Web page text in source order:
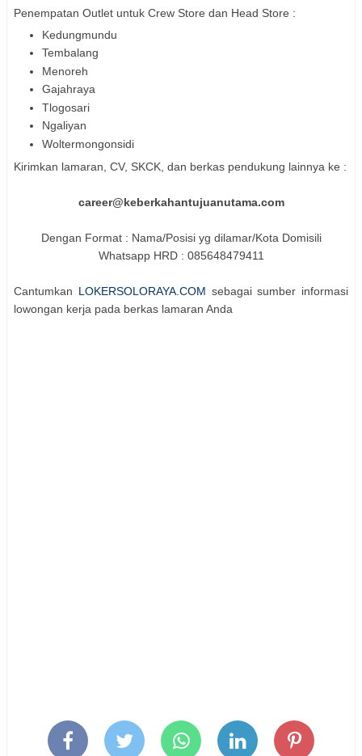
Penempatan Outlet untuk Crew Store dan Head Store :
Kedungmundu
Tembalang
Menoreh
Gajahraya
Tlogosari
Ngaliyan
Woltermongonsidi
Kirimkan lamaran, CV, SKCK, dan berkas pendukung lainnya ke :
career@keberkahantujuanutama.com
Dengan Format : Nama/Posisi yg dilamar/Kota Domisili
Whatsapp HRD : 085648479411
Cantumkan LOKERSOLORAYA.COM sebagai sumber informasi
lowongan kerja pada berkas lamaran Anda